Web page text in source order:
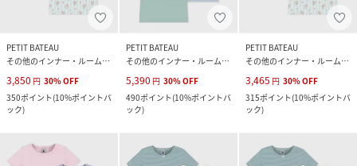
PETIT BATEAU
その他のインナー・ルームウェア
3,850 円 30%OFF
350ポイント(10%ポイントバ
ック)
PETIT BATEAU
その他のインナー・ルームウェア
5,390 円 30%OFF
490ポイント(10%ポイントバ
ック)
PETIT BATEAU
その他のインナー・ルームウェア
3,465 円 30%OFF
315ポイント(10%ポイントバ
ック)